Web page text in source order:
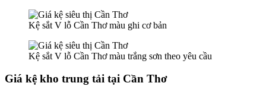
Kệ sắt V lỗ Cần Thơ màu ghi cơ bản
Kệ sắt V lỗ Cần Thơ màu trắng sơn theo yêu cầu
Giá kệ kho trung tải tại Cần Thơ